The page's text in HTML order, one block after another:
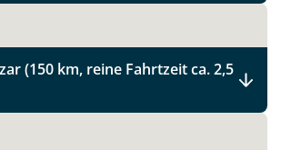
(150 km, reine Fahrtzeit ca. 2,5